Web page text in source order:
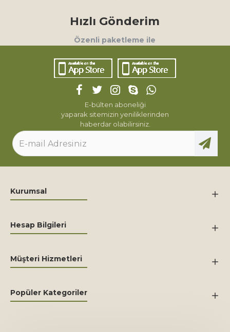
Hızlı Gönderim
Özenli paketleme ile
E-bülten aboneliği
yaparak sitemizin yeniliklerinden
haberdar olabilirsiniz.
Kurumsal
Hesap Bilgileri
Müşteri Hizmetleri
Popüler Kategoriler